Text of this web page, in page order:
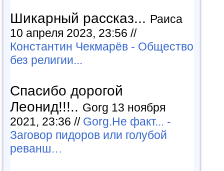
Шикарный рассказ... Раиса
10 апреля 2023, 23:56 //
Константин Чекмарёв - Общество
без религии...
Спасибо дорогой
Леонид!!!.. Gorg 13 ноября
2021, 23:36 // Gorg.Не факт... -
Заговор пидоров или голубой
реванш…